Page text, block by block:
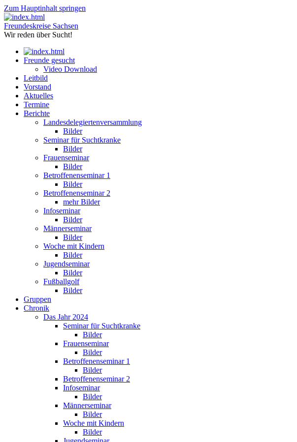
Zum Hauptinhalt springen
Freundeskreise Sachsen
Wir reden über Sucht!
Freunde gesucht
Video Download
Leitbild
Vorstand
Aktuelles
Termine
Berichte
Landesdelegiertenversammlung
Bilder
Seminar für Suchtkranke
Bilder
Frauenseminar
Bilder
Betroffenenseminar 1
Bilder
Betroffenenseminar 2
mehr Bilder
Infoseminar
Bilder
Männerseminar
Bilder
Woche mit Kindern
Bilder
Jugendseminar
Bilder
Fußballgolf
Bilder
Gruppen
Chronik
Das Jahr 2024
Seminar für Suchtkranke
Bilder
Frauenseminar
Bilder
Betroffenenseminar 1
Bilder
Betroffenenseminar 2
Infoseminar
Bilder
Männerseminar
Bilder
Woche mit Kindern
Bilder